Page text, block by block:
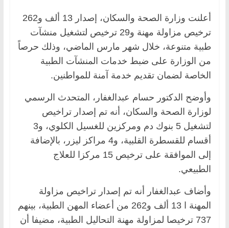
أعلنت وزارة الصحة والسكان، إصدار 13 ألف و262
ترخيص مزاولة مهنة و29 ترخيص لتشغيل منشآت
طبية متنوعة، خلال شهر مارس الماضي، وذلك حرصاً
من الوزارة على ضبط خدمات المنشآت الطبية
الخاصة لضمان تقديم خدمة آمنة للمواطنين.
وأوضح الدكتور حسام عبدالغفار، المتحدث الرسمي
لوزارة الصحة والسكان، أنه تم إصدار تراخيص
لتشغيل 5 بنوك دم ومركزين للغسيل الكلوي، و3
أقسام للقسطرة القلبية، و4 مراكز ليزر، بالإضافة
إلى الموافقة على ترخيص 15 مركزا للعلاج
الطبيعي.
وأضاف عبدالغفار أنه تم إصدار تراخيص مزاولة
المهنة ا 13 ألف و262 من أعضاء المهن الطبية، بينهم
737 ترخيصا لمزاولة مهنة التحاليل الطبية، مضيفا أن